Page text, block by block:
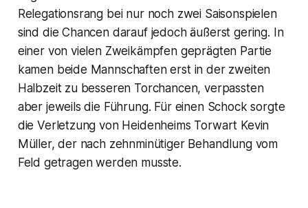
Relegationsrang bei nur noch zwei Saisonspielen
sind die Chancen darauf jedoch äußerst gering. In
einer von vielen Zweikämpfen geprägten Partie
kamen beide Mannschaften erst in der zweiten
Halbzeit zu besseren Torchancen, verpassten
aber jeweils die Führung. Für einen Schock sorgte
die Verletzung von Heidenheims Torwart Kevin
Müller, der nach zehnminütiger Behandlung vom
Feld getragen werden musste.